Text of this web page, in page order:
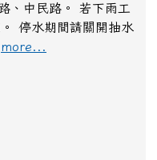
、中民路。 若下雨工
停水期間請關開抽水
more...